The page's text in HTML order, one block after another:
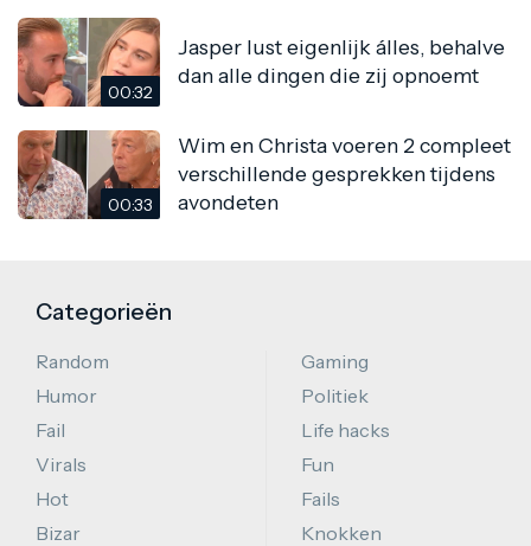
00:32
Jasper lust eigenlijk álles, behalve
dan alle dingen die zij opnoemt
00:33
Wim en Christa voeren 2 compleet
verschillende gesprekken tijdens
avondeten
Categorieën
Random
Humor
Fail
Virals
Hot
Bizar
Gaming
Politiek
Life hacks
Fun
Fails
Knokken